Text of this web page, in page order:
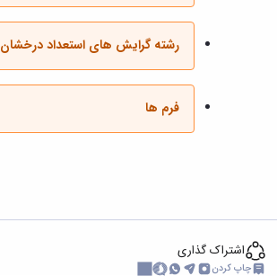
رشته گرایش های استعداد درخشان 1405
فرم ها
اشتراک گذاری
چاپ کردن